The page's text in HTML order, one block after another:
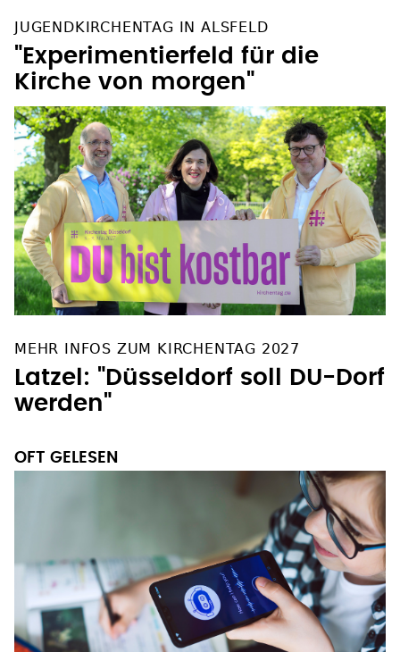
JUGENDKIRCHENTAG IN ALSFELD
"Experimentierfeld für die
Kirche von morgen"
MEHR INFOS ZUM KIRCHENTAG 2027
Latzel: "Düsseldorf soll DU-Dorf
werden"
OFT GELESEN